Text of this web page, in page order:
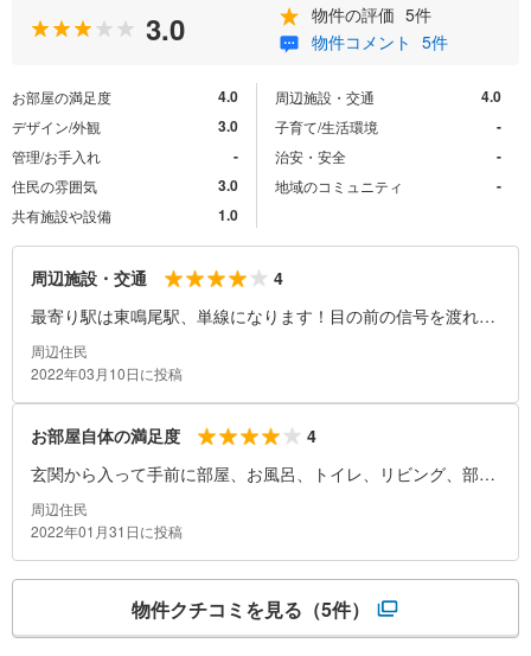
3.0 物件の評価 5件
物件コメント 5件
お部屋の満足度 4.0
デザイン/外観 3.0
管理/お手入れ -
住民の雰囲気 3.0
共有施設や設備 1.0
周辺施設・交通 4.0
子育て/生活環境 -
治安・安全 -
地域のコミュニティ -
周辺施設・交通
4
最寄り駅は東鳴尾駅、単線になります！目の前の信号を渡れば
ファミリーマートがある
周辺住民
2022年03月10日に投稿
お部屋自体の満足度
4
玄関から入って手前に部屋、お風呂、トイレ、リビング、部屋
が2つあります！
周辺住民
2022年01月31日に投稿
物件クチコミを見る （5件）